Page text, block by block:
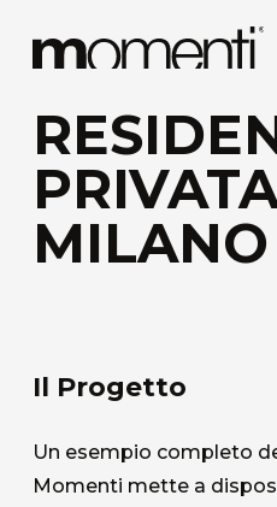
content
MILANO
Il Progetto
Un esempio completo
Momenti mette a